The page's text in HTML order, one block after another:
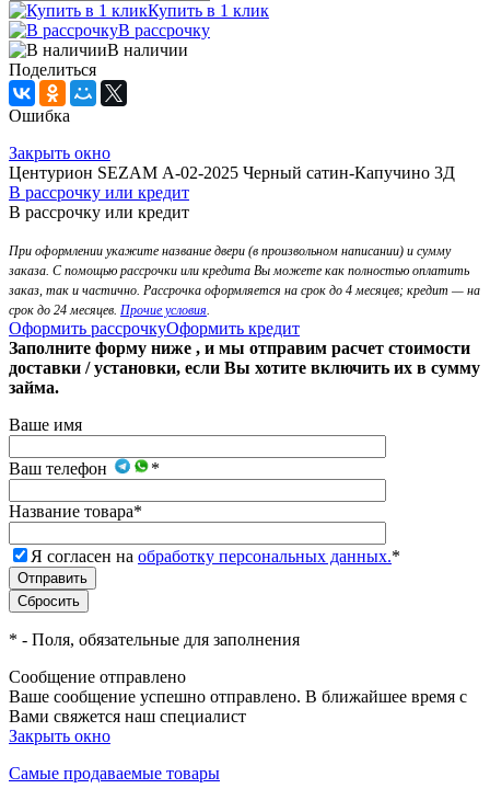
Купить в 1 клик
В рассрочку
В наличии
Поделиться
Ошибка
Закрыть окно
Центурион SEZAM А-02-2025 Черный сатин-Капучино 3Д
В рассрочку или кредит
В рассрочку или кредит
При оформлении укажите название двери (в произвольном написании) и сумму
заказа. С помощью рассрочки или кредита Вы можете как полностью оплатить
заказ, так и частично. Рассрочка оформляется на срок до 4 месяцев; кредит — на
срок до 24 месяцев. Прочие условия.
Оформить рассрочкуОформить кредит
Заполните форму ниже , и мы отправим расчет стоимости
доставки / установки, если Вы хотите включить их в сумму
займа.
Ваше имя
Ваш телефон *
Название товара*
Я согласен на обработку персональных данных.*
* - Поля, обязательные для заполнения
Сообщение отправлено
Ваше сообщение успешно отправлено. В ближайшее время с
Вами свяжется наш специалист
Закрыть окно
Самые продаваемые товары